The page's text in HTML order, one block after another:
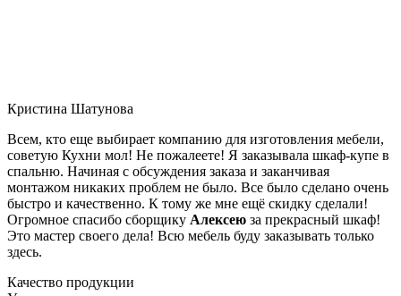
Кристина Шатунова
Всем, кто еще выбирает компанию для изготовления мебели,
советую Кухни мол! Не пожалеете! Я заказывала шкаф-купе в
спальню. Начиная с обсуждения заказа и заканчивая
монтажом никаких проблем не было. Все было сделано очень
быстро и качественно. К тому же мне ещё скидку сделали!
Огромное спасибо сборщику Алексею за прекрасный шкаф!
Это мастер своего дела! Всю мебель буду заказывать только
здесь.
Качество продукции